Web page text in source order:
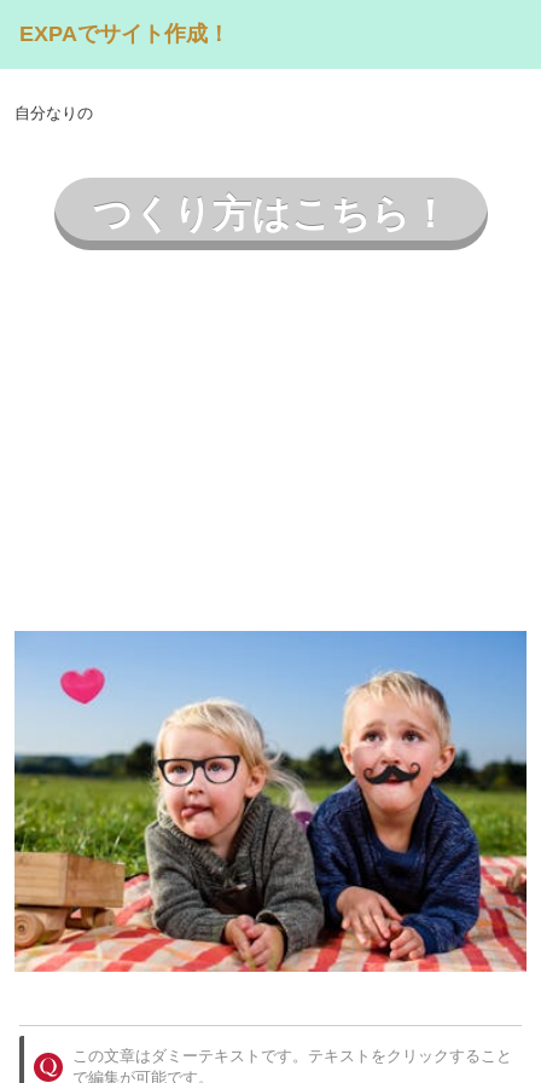
EXPAでサイト作成！
自分なりの
つくり方はこちら！
この文章はダミーテキストです。テキストをクリックすること
で編集が可能です。